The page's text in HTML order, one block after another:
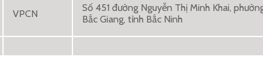
VPCN
Số 451 đường Nguyễn Thị Minh Khai,
Bắc Giang, tỉnh Bắc Ninh